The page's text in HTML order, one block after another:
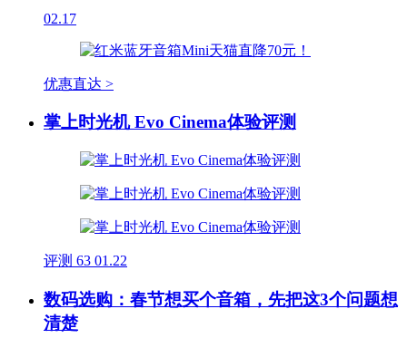
02.17
优惠直达 >
掌上时光机 Evo Cinema体验评测
评测 63 01.22
数码选购：春节想买个音箱，先把这3个问题想
清楚